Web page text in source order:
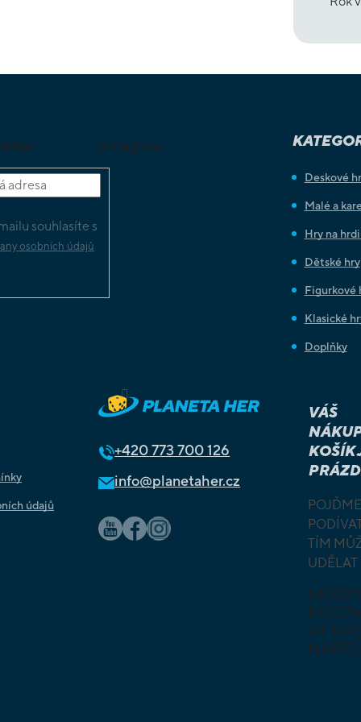
souhlasíte s
osobních údajů
Instagram
Deskové
Malé a
Hry na
Dětské hry
Figurkové
Klasické
Doplňky
údajů
+420773 700 126
info@planetaher.cz
VÁŠ
KOŠÍK
TÍM
UDĚLAT
AT